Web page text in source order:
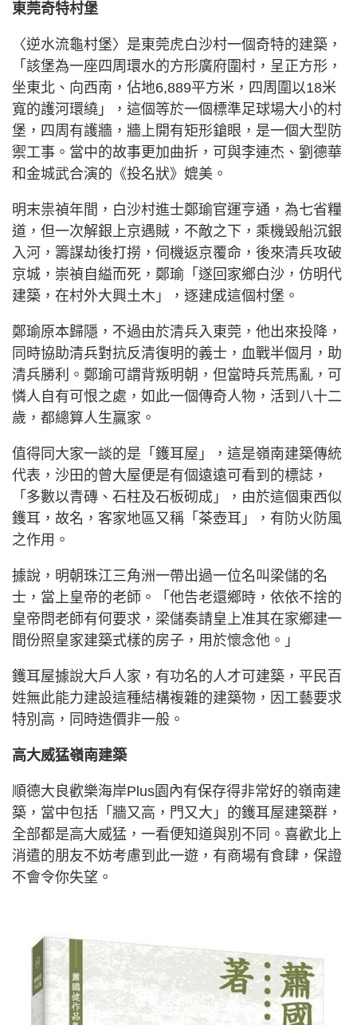
東莞奇特村堡
〈逆水流龜村堡〉是東莞虎白沙村一個奇特的建築，
「該堡為一座四周環水的方形廣府圍村，呈正方形，
坐東北、向西南，佔地6,889平方米，四周圍以18米
寬的護河環繞」，這個等於一個標準足球場大小的村
堡，四周有護牆，牆上開有矩形鎗眼，是一個大型防
禦工事。當中的故事更加曲折，可與李連杰、劉德華
和金城武合演的《投名狀》媲美。
明末祟禎年間，白沙村進士鄭瑜官運亨通，為七省糧
道，但一次解銀上京遇賊，不敵之下，乘機毀船沉銀
入河，籌謀劫後打撈，伺機返京覆命，後來清兵攻破
京城，崇禎自縊而死，鄭瑜「遂回家鄉白沙，仿明代
建築，在村外大興土木」，逐建成這個村堡。
鄭瑜原本歸隱，不過由於清兵入東莞，他出來投降，
同時協助清兵對抗反清復明的義士，血戰半個月，助
清兵勝利。鄭瑜可謂背叛明朝，但當時兵荒馬亂，可
憐人自有可恨之處，如此一個傳奇人物，活到八十二
歲，都總算人生贏家。
值得同大家一談的是「鑊耳屋」，這是嶺南建築傳統
代表，沙田的曾大屋便是有個遠遠可看到的標誌，
「多數以青磚、石柱及石板砌成」，由於這個東西似
鑊耳，故名，客家地區又稱「茶壺耳」，有防火防風
之作用。
據說，明朝珠江三角洲一帶出過一位名叫梁儲的名
士，當上皇帝的老師。「他告老還鄉時，依依不捨的
皇帝問老師有何要求，梁儲奏請皇上准其在家鄉建一
間份照皇家建築式樣的房子，用於懷念他。」
鑊耳屋據說大戶人家，有功名的人才可建築，平民百
姓無此能力建設這種結構複雜的建築物，因工藝要求
特別高，同時造價非一般。
高大威猛嶺南建築
順德大良歡樂海岸Plus園內有保存得非常好的嶺南建
築，當中包括「牆又高，門又大」的鑊耳屋建築群，
全部都是高大威猛，一看便知道與別不同。喜歡北上
消遣的朋友不妨考慮到此一遊，有商場有食肆，保證
不會令你失望。